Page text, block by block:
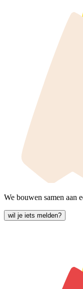
We bouwen samen aan
wil je iets melden?